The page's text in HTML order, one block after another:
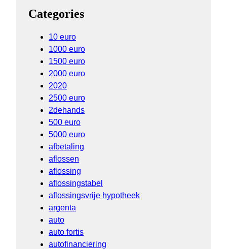
Categories
10 euro
1000 euro
1500 euro
2000 euro
2020
2500 euro
2dehands
500 euro
5000 euro
afbetaling
aflossen
aflossing
aflossingstabel
aflossingsvrije hypotheek
argenta
auto
auto fortis
autofinanciering